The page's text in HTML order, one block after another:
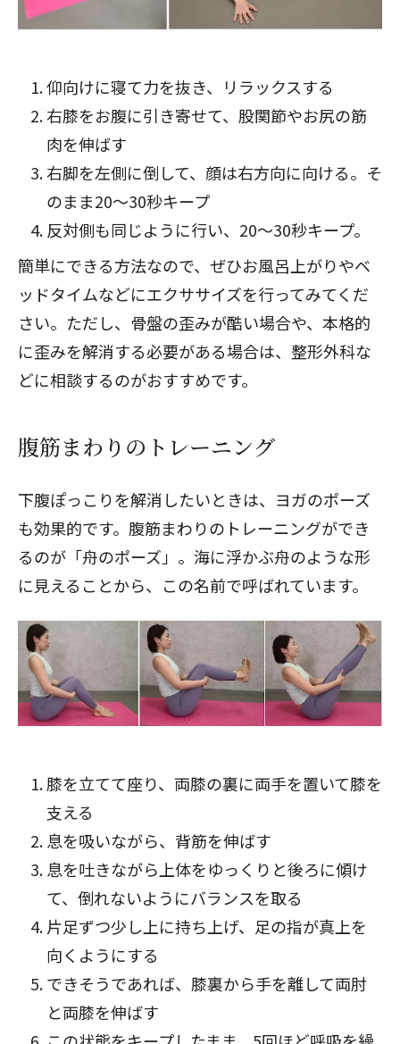
仰向けに寝て力を抜き、リラックスする
右膝をお腹に引き寄せて、股関節やお尻の筋
肉を伸ばす
右脚を左側に倒して、顔は右方向に向ける。そ
のまま20～30秒キープ
反対側も同じように行い、20～30秒キープ。
簡単にできる方法なので、ぜひお風呂上がりやベ
ッドタイムなどにエクササイズを行ってみてくだ
さい。ただし、骨盤の歪みが酷い場合や、本格的
に歪みを解消する必要がある場合は、整形外科な
どに相談するのがおすすめです。
腹筋まわりのトレーニング
下腹ぽっこりを解消したいときは、ヨガのポーズ
も効果的です。腹筋まわりのトレーニングができ
るのが「舟のポーズ」。海に浮かぶ舟のような形
に見えることから、この名前で呼ばれています。
膝を立てて座り、両膝の裏に両手を置いて膝を
支える
息を吸いながら、背筋を伸ばす
息を吐きながら上体をゆっくりと後ろに傾け
て、倒れないようにバランスを取る
片足ずつ少し上に持ち上げ、足の指が真上を
向くようにする
できそうであれば、膝裏から手を離して両肘
と両膝を伸ばす